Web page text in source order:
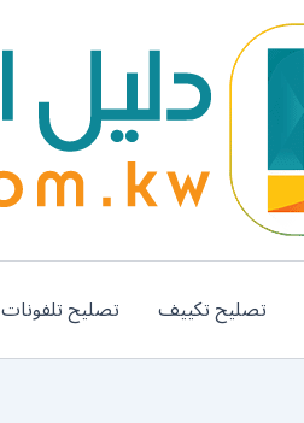
تصليح تكييف تصليح تلفونات